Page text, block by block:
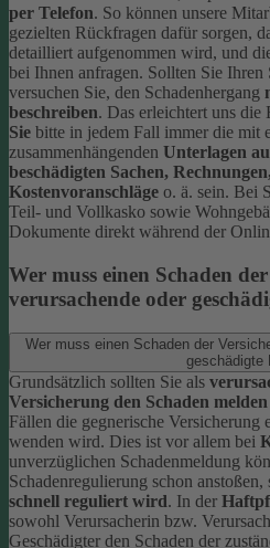
per Telefon. So können unsere
gezielten Rückfragen dafür sorgen,
detailliert aufgenommen wird, und
bei Ihnen anfragen. Sollten Sie Ihren
versuchen Sie, den Schadenhergang
beschreiben. Das erleichtert uns die
Sie bitte in jedem Fall immer die mit
zusammenhängenden Unterlagen
beschädigten Sachen,
Kostenvoranschläge o. ä. sein. Bei
Teil- und Vollkasko sowie
Dokumente direkt während der
Wer muss einen Schaden
verursachende oder
Wer muss einen Schaden der
geschädigte
Grundsätzlich sollten Sie als
Versicherung den Schaden melden
Fällen die gegnerische Versicherung
wenden wird. Dies ist vor allem bei
unverzüglichen Schadenmeldung
Schadenregulierung schon anstoßen,
schnell reguliert wird. In der
sowohl Verursacherin bzw.
Geschädigter den Schaden der